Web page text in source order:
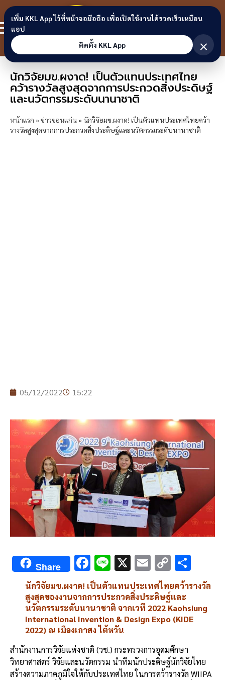
Skip to content
ขอนแก่น
ลิงก์
นักวิจัยมข.ผงาด! เป็นตัวแทนประเทศไทย
คว้ารางวัลสูงสุดจากการประกวดสิ่งประดิษฐ์
และนวัตกรรมระดับนานาชาติ
หน้าแรก »ข่าวขอนแก่น» นักวิจัยมข.ผงาด! เป็นตัวแทนประเทศไทยคว้า
รางวัลสูงสุดจากการประกวดสิ่งประดิษฐ์และนวัตกรรมระดับนานาชาติ
05/12/2022 15:22
Share F
ac
e
b
o
o
k
Li
n
e
X E
m
ai
l
C
o
py
Li
n
k
h
ar
e
นักวิจัยมข.ผงาด! เป็นตัวแทนประเทศไทยคว้ารางวัล
สูงสุดของงานจากการประกวดสิ่งประดิษฐ์และ
นวัตกรรมระดับนานาชาติ จากเวที 2022 Kaohsiung
International Invention & Design Expo (KIDE
2022) ณ เมืองเกาสง ไต้หวัน
สำนักงานการวิจัยแห่งชาติ (วช.) กระทรวงการอุดมศึกษา
วิทยาศาสตร์ วิจัยและนวัตกรรม นำทีมนักประดิษฐ์นักวิจัยไทย
สร้างความภาคภูมิใจให้กับประเทศไทย ในการคว้ารางวัล WIIPA
เพิ่ม KKL App ไว้ที่หน้าจอมือถือ เพื่อเปิดใช้งานได้รวดเร็วเหมือน
แอป
ติดตั้ง KKL App
×